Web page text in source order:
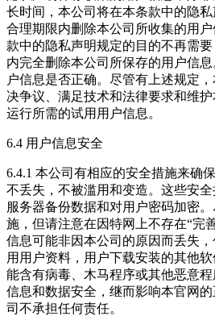
长时间，本公司将在本条款中的隐
合理期限内删除本公司所收集的用
款中的隐私声明规定的目的不再需
内完全删除本公司所保存的用户信
户信息是否正确。尽管有上述规定
决争议、满足技术和法律要求和维
运行所需的试用用户信息。
6.4 用户信息安全
6.4.1 本公司有相应的安全措施来确
不丢失，不被滥用和变造。这些安
服务器备份数据和对用户密码加密
施，但请注意在因特网上不存在“完
信息可能非因本公司的原因而丢失
用用户资料，用户下载安装的其他
能含有病毒、木马程序或其他恶意
信息和数据安全，继而影响本官网
司不承担任何责任。